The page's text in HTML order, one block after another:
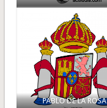
PABLO DE LA ROSA